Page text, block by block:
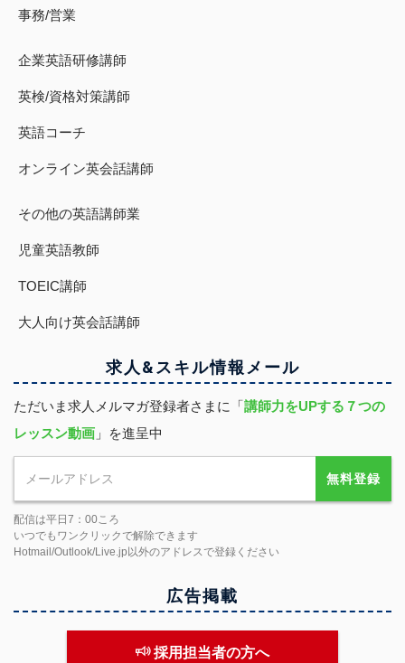
事務/営業
企業英語研修講師
英検/資格対策講師
英語コーチ
オンライン英会話講師
その他の英語講師業
児童英語教師
TOEIC講師
大人向け英会話講師
求人&スキル情報 メール
ただいま求人メルマガ登録者さまに「講師力をUPする７つの
レッスン動画 」を進呈中
無料登録
配信は平日7：00ころ
いつでもワンクリックで解除できます
Hotmail/Outlook/Live.jp以外のアドレスで登録ください
広告掲載
採用担当者の方へ